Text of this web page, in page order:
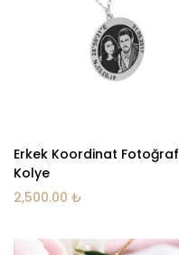
Erkek Koordinat Fotoğraf
Kolye
2,500.00 ₺